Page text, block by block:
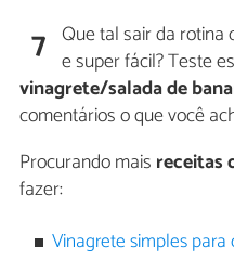
7 Que tal sair da rotina
e super fácil? Teste
vinagrete/salada de
comentários o que você
Procurando mais receitas
fazer:
Vinagrete simples para